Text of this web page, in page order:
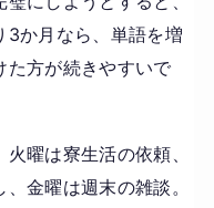
3か月なら、単語を増
た方が続きやすいで
曜は寮生活の依頼、
金曜は週末の雑談。